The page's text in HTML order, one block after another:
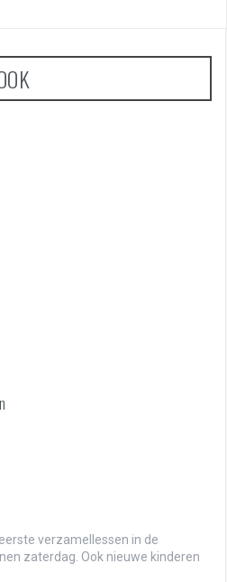
verzamellessen in de
zaterdag. Ook nieuwe kinderen